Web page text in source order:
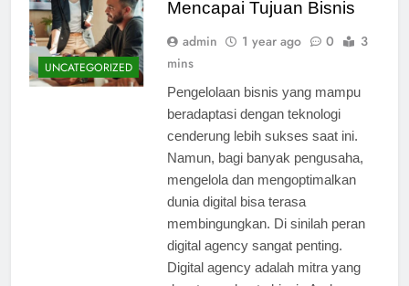
UNCATEGORIZED
Mencapai Tujuan Bisnis
admin 1 year ago 0
3
mins
Pengelolaan bisnis yang mampu
beradaptasi dengan teknologi
cenderung lebih sukses saat ini.
Namun, bagi banyak pengusaha,
mengelola dan mengoptimalkan
dunia digital bisa terasa
membingungkan. Di sinilah peran
digital agency sangat penting.
Digital agency adalah mitra yang